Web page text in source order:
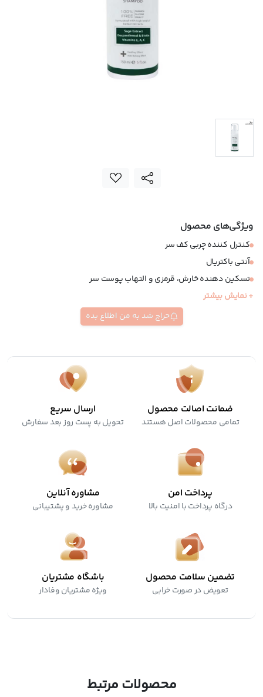
ویژگی‌های محصول
کنترل کننده چربی کف سر
آنتی باکتریال
تسکین دهنده خارش، قرمزی و التهاب پوست سر
قابل استفاده بر روی زخم های باز ناشی از کاشت مو
قابل استفاده برای سر، ریش، سبیل و ابرو
+ نمایش بیشتر
حراج شد به من اطلاع بده
ضمانت اصالت محصول
تمامی محصولات اصل هستند
ارسال سریع
تحویل به پست روز بعد سفارش
پرداخت امن
درگاه پرداخت با امنیت بالا
مشاوره آنلاین
مشاوره خرید و پشتیبانی
تضمین سلامت محصول
تعویض در صورت خرابی
باشگاه مشتریان
ویژه مشتریان وفادار
محصولات مرتبط